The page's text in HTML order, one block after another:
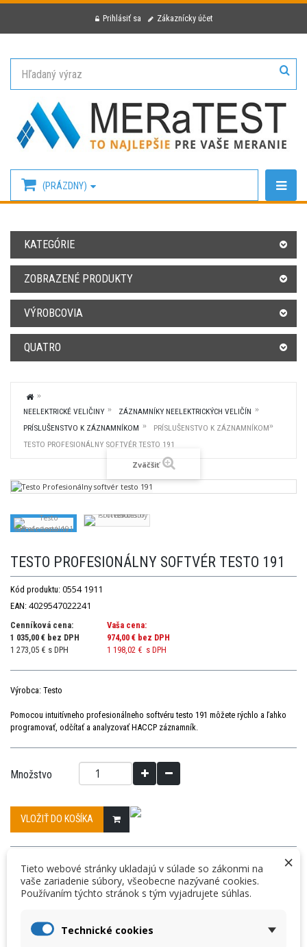
Prihlásiť sa Zákaznícky účet
(PRÁZDNY)
KATEGÓRIE
ZOBRAZENÉ PRODUKTY
VÝROBCOVIA
QUATRO
NEELEKTRICKÉ VELIČINY
ZÁZNAMNÍKY NEELEKTRICKÝCH VELIČÍN
PRÍSLUŠENSTVO K ZÁZNAMNÍKOM
PRÍSLUŠENSTVO K ZÁZNAMNÍKOM
TESTO PROFESIONÁLNY SOFTVÉR TESTO 191
Zväčšiť
TESTO PROFESIONÁLNY SOFTVÉR TESTO 191
Kód produktu: 0554 1911
EAN: 4029547022241
Cenníková cena:
1 035,00 € bez DPH
1 273,05 € s DPH
Vaša cena:
974,00 € bez DPH
1 198,02 € s DPH
Výrobca: Testo
Pomocou intuitívneho profesionálneho softvéru testo 191 môžete rýchlo a ľahko
programovať, odčítať a analyzovať HACCP záznamník.
Množstvo
VLOŽIŤ DO KOŠÍKA
« Predchádzajúci produkt Nasledujúci produkt »
DETAILY
Testo Profesionálny softvér testo 191
×
Tieto webové stránky ukladajú v súlade so zákonmi na
vaše zariadenie súbory, všeobecne nazývané cookies.
Používaním týchto stránok s tým vyjadrujete súhlas.
Technické cookies